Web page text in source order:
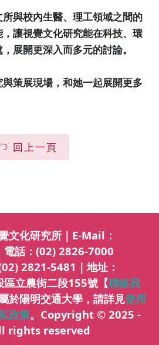
與校內生醫、理工領域之間的
讓視覺文化研究能在科技、環
展開更深入而多元的討論。
策展現場，和她一起展開更多
回上一頁
文化研究所｜E-Mail：
話：(02) 2826-7000
2821-5481｜地址：
立農街二段155號【聯絡我
於陽明交通大學，請詳見使用
政策。Copyright © 2025 -
rights reserved